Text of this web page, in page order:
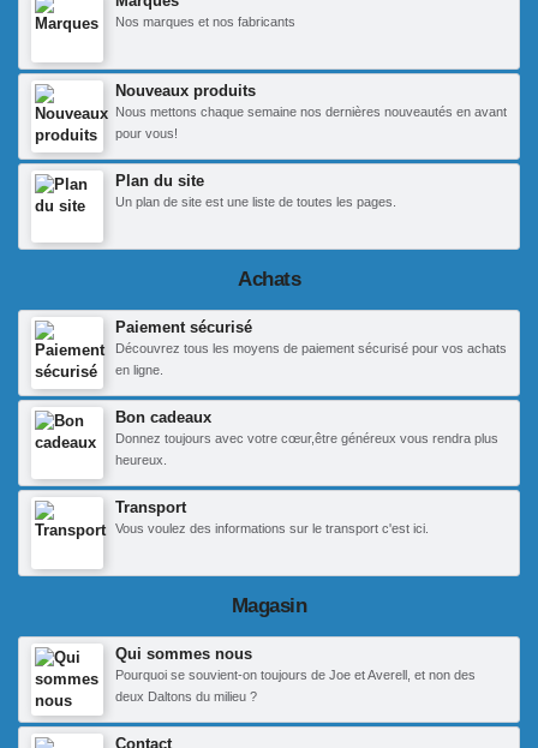
Nos marques et nos fabricants
Nouveaux produits
Nous mettons chaque semaine nos dernières nouveautés en avant
pour vous!
Plan du site
Un plan de site est une liste de toutes les pages.
Achats
Paiement sécurisé
Découvrez tous les moyens de paiement sécurisé pour vos achats
en ligne.
Bon cadeaux
Donnez toujours avec votre cœur,être généreux vous rendra plus
heureux.
Transport
Vous voulez des informations sur le transport c'est ici.
Magasin
Qui sommes nous
Pourquoi se souvient-on toujours de Joe et Averell, et non des
deux Daltons du milieu ?
Contact